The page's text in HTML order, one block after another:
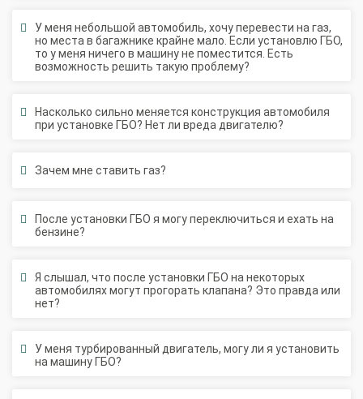
О автосервисе
Отзывы клиентов
Установка ГБО за 6 часов
2-го поколения 4-го поколения
5-го поколения
Калькулятор выгоды ГБО Калькулятор топлива
Полная диагностика ГБО
Чистка и регулировка форсунок
У меня небольшой автомобиль, хочу перевести на газ,
но места в багажнике крайне мало. Если установлю ГБО,
то у меня ничего в машину не поместится. Есть
возможность решить такую проблему?
Насколько сильно меняется конструкция автомобиля
при установке ГБО? Нет ли вреда двигателю?
Зачем мне ставить газ?
После установки ГБО я могу переключиться и ехать на
бензине?
Я слышал, что после установки ГБО на некоторых
автомобилях могут прогорать клапана? Это правда или
нет?
У меня турбированный двигатель, могу ли я установить
на машину ГБО?